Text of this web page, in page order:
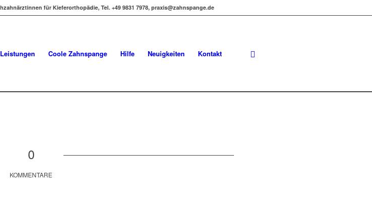
für Kieferorthopädie, Tel. +49 9831 7978, praxis@zahnspange.de
Leistungen Coole Zahnspange Hilfe Neuigkeiten Kontakt
0
KOMMENTARE